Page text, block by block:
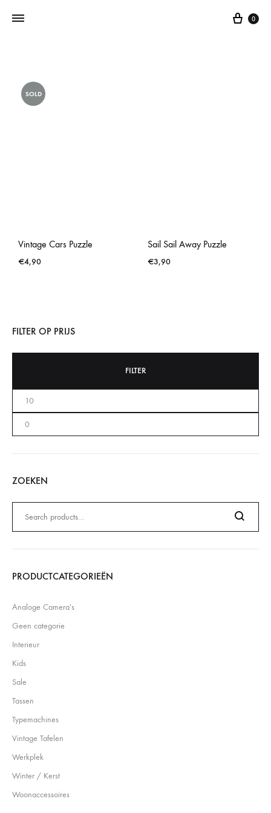
0
SOLD
Vintage Cars Puzzle
€4,90
Sail Sail Away Puzzle
€3,90
FILTER OP PRIJS
FILTER
ZOEKEN
naar:
Search
PRODUCTCATEGORIEËN
Analoge Camera's
Geen categorie
Interieur
Kids
Sale
Tassen
Typemachines
Vintage Tafelen
Werkplek
Winter / Kerst
Woonaccessoires